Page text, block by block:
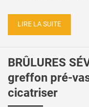
LIRE LA SUITE
BRÛLURES
greffon pré-
cicatriser